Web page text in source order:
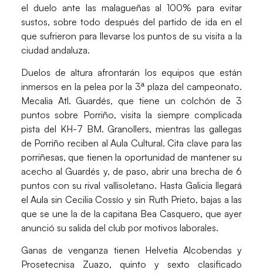
el duelo ante las malagueñas al 100% para evitar
sustos, sobre todo después del partido de ida en el
que sufrieron para llevarse los puntos de su visita a la
ciudad andaluza.
Duelos de altura afrontarán los equipos que están
inmersos en la pelea por la 3ª plaza del campeonato.
Mecalia Atl. Guardés, que tiene un colchón de 3
puntos sobre Porriño, visita la siempre complicada
pista del KH-7 BM. Granollers, mientras las gallegas
de Porriñoreciben alAula Cultural. Cita clave para las
porriñesas, que tienen la oportunidad de mantener su
acecho al Guardés y, de paso, abrir una brecha de 6
puntos con su rival vallisoletano. Hasta Galicia llegará
el Aula sin Cecilia Cossío y sin Ruth Prieto, bajas a las
que se une la de la capitana Bea Casquero, que ayer
anunció su salida del club por motivos laborales.
Ganas de venganza tienen Helvetia Alcobendas y
Prosetecnisa Zuazo, quinto y sexto clasificado